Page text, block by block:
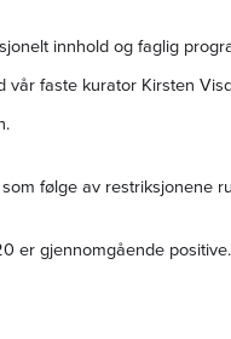
innhold og faglig
faste kurator Kirsten
følge av restriksjonene
er gjennomgående